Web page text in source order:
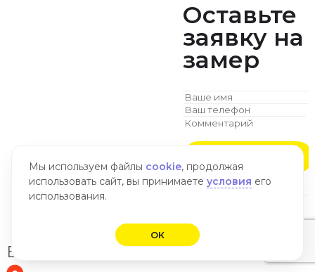
Оставьте
заявку на
замер
Вызов замерщика
Мы используем файлы cookie, продолжая
использовать сайт, вы принимаете условия его
использования.
ОК